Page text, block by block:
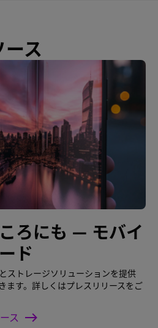
ス
ろにも — モバイ
ド
ストレージソリューションを提供
ます。詳しくはプレスリリースをご
ス